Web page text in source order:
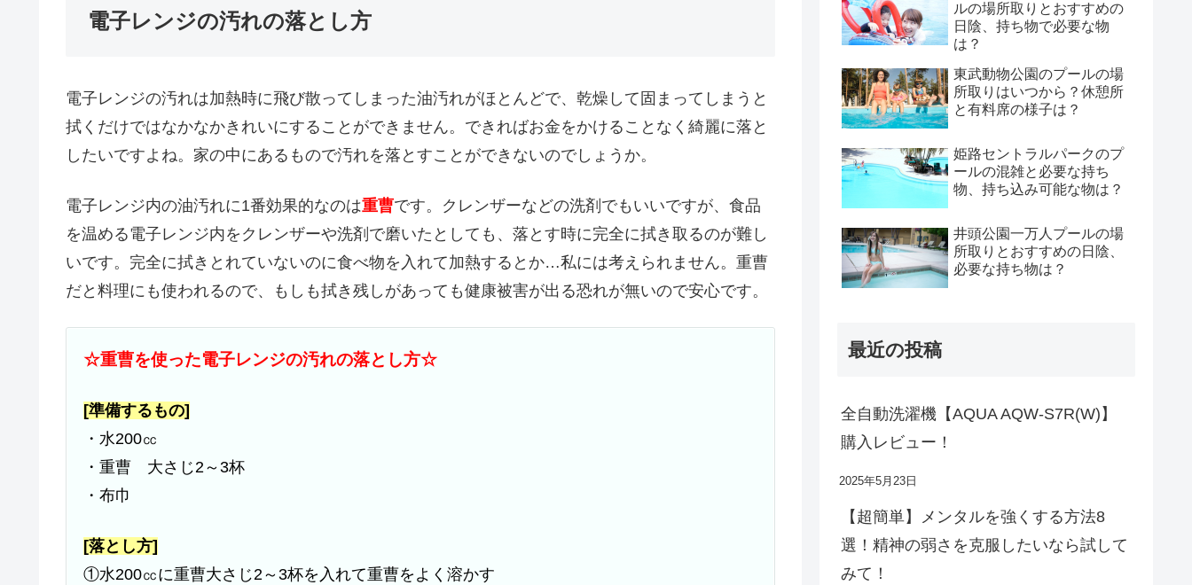
電子レンジの汚れの落とし方
電子レンジの汚れは加熱時に飛び散ってしまった油汚れがほとんどで、乾燥して固まってしまうと
拭くだけではなかなかきれいにすることができません。できればお金をかけることなく綺麗に落と
したいですよね。家の中にあるもので汚れを落とすことができないのでしょうか。
電子レンジ内の油汚れに1番効果的なのは重曹です。クレンザーなどの洗剤でもいいですが、食品
を温める電子レンジ内をクレンザーや洗剤で磨いたとしても、落とす時に完全に拭き取るのが難し
いです。完全に拭きとれていないのに食べ物を入れて加熱するとか…私には考えられません。重曹
だと料理にも使われるので、もしも拭き残しがあっても健康被害が出る恐れが無いので安心です。
☆重曹を使った電子レンジの汚れの落とし方☆
[準備するもの]
・水200㏄
・重曹 大さじ2～3杯
・布巾
[落とし方]
①水200㏄に重曹大さじ2～3杯を入れて重曹をよく溶かす
ルの場所取りとおすすめの
日陰、持ち物で必要な物
は？
東武動物公園のプールの場
所取りはいつから？休憩所
と有料席の様子は？
姫路セントラルパークのプ
ールの混雑と必要な持ち
物、持ち込み可能な物は？
井頭公園一万人プールの場
所取りとおすすめの日陰、
必要な持ち物は？
最近の投稿
全自動洗濯機【AQUA AQW-S7R(W)】
購入レビュー！
2025年5月23日
【超簡単】メンタルを強くする方法8
選！精神の弱さを克服したいなら試して
みて！